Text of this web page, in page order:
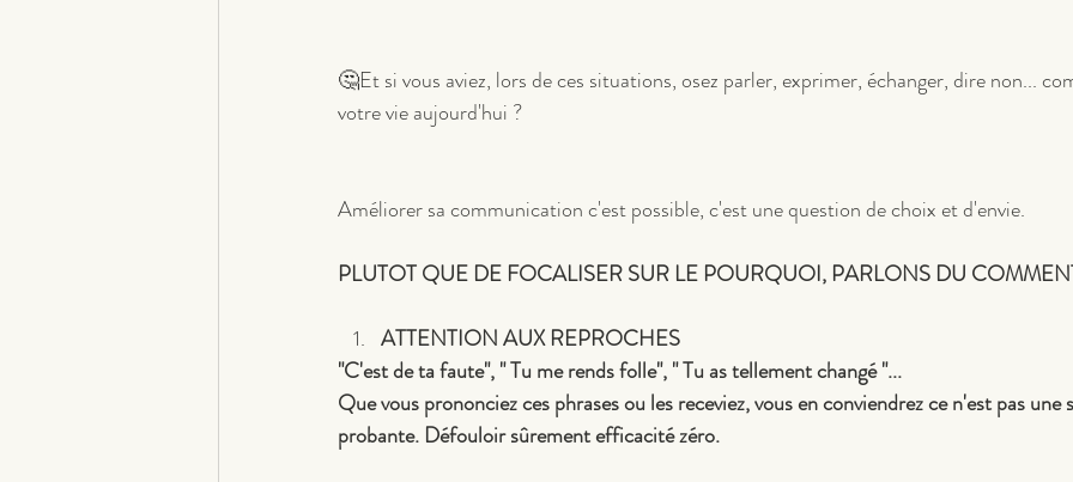
🤔Et si vous aviez, lors de ces situations, osez parler, exprimer, échanger, dire non...
votre vie aujourd'hui ?
Améliorer sa communication c'est possible, c'est une question de choix et d'envie.
PLUTOT QUE DE FOCALISER SUR LE POURQUOI, PARLONS DU
ATTENTION AUX REPROCHES
"C'est de ta faute", " Tu me rends folle", " Tu as tellement changé "...
Que vous prononciez ces phrases ou les receviez, vous en conviendrez ce n'est pas une
probante. Défouloir sûrement efficacité zéro.